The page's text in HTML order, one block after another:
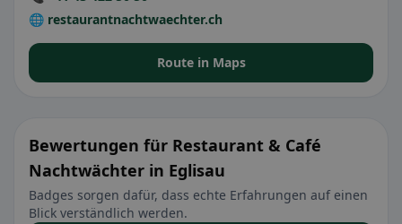
🌐 restaurantnachtwaechter.ch
Route in Maps
Bewertungen für Restaurant & Café
Nachtwächter in Eglisau
Badges sorgen dafür, dass echte Erfahrungen auf einen
Blick verständlich werden.